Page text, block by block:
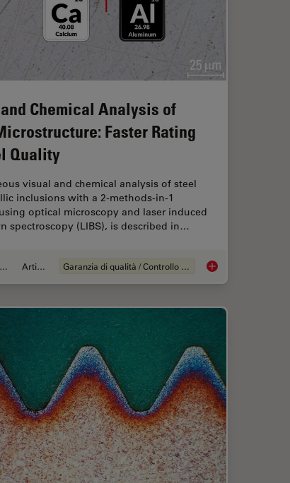
for Rating Non-Metallic Inclusions in Steel
Chemical Analysis of
Faster Rating
Quality
visual and chemical analysis of steel
inclusions with a 2-methods-in-1
optical microscopy and laser induced
spectroscopy (LIBS), is described in…
May 06, 2020 Articolo Garanzia di qualità / Controllo di qualità Visual and